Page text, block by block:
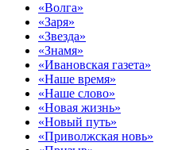
«Волга»
«Заря»
«Звезда»
«Знамя»
«Ивановская газета»
«Наше время»
«Наше слово»
«Новая жизнь»
«Новый путь»
«Приволжская новь»